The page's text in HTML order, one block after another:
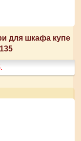
для шкафа купе